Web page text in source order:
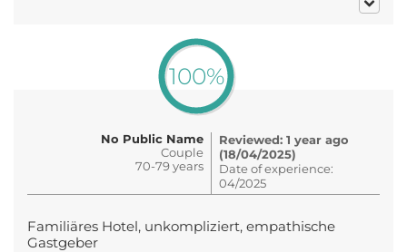
100%
No Public Name
Couple
70-79 years
Reviewed: 1 year ago
(18/04/2025)
Date of experience:
04/2025
Familiäres Hotel, unkompliziert, empathische
Gastgeber